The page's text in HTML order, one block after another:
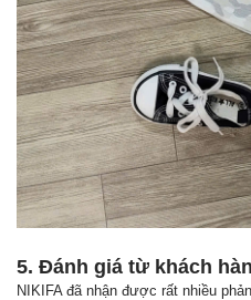
5. Đánh giá từ khách
NIKIFA đã nhận được rất nhiều